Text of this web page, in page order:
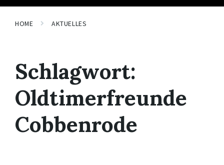
HOME AKTUELLES
Schlagwort:
Oldtimerfreunde
Cobbenrode